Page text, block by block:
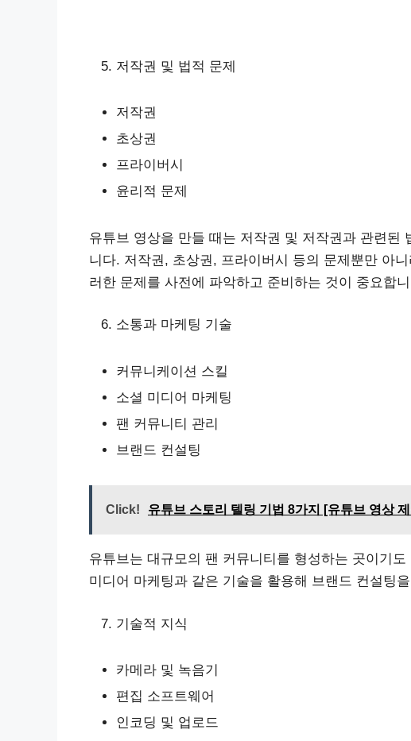
저작권 및 법적 문제
저작권
초상권
프라이버시
윤리적 문제
유튜브 영상을 만들 때는 저작권 및 저작권과 관련된
니다. 저작권, 초상권, 프라이버시 등의 문제뿐만 아
러한 문제를 사전에 파악하고 준비하는 것이 중요합
소통과 마케팅 기술
커뮤니케이션 스킬
소셜 미디어 마케팅
팬 커뮤니티 관리
브랜드 컨설팅
Click! 유튜브 스토리 텔링 기법 8가지 [유튜브 영상
유튜브는 대규모의 팬 커뮤니티를 형성하는 곳이기
미디어 마케팅과 같은 기술을 활용해 브랜드 컨설팅
기술적 지식
카메라 및 녹음기
편집 소프트웨어
인코딩 및 업로드